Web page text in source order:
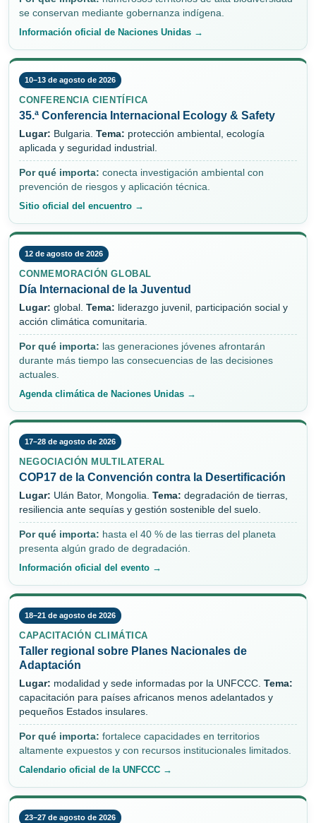
se conservan mediante gobernanza indígena.
Información oficial de Naciones Unidas →
10–13 de agosto de 2026
CONFERENCIA CIENTÍFICA
35.ª Conferencia Internacional Ecology & Safety
Lugar: Bulgaria. Tema: protección ambiental, ecología
aplicada y seguridad industrial.
Por qué importa: conecta investigación ambiental con
prevención de riesgos y aplicación técnica.
Sitio oficial del encuentro →
12 de agosto de 2026
CONMEMORACIÓN GLOBAL
Día Internacional de la Juventud
Lugar: global. Tema: liderazgo juvenil, participación social y
acción climática comunitaria.
Por qué importa: las generaciones jóvenes afrontarán
durante más tiempo las consecuencias de las decisiones
actuales.
Agenda climática de Naciones Unidas →
17–28 de agosto de 2026
NEGOCIACIÓN MULTILATERAL
COP17 de la Convención contra la Desertificación
Lugar: Ulán Bator, Mongolia. Tema: degradación de tierras,
resiliencia ante sequías y gestión sostenible del suelo.
Por qué importa: hasta el 40 % de las tierras del planeta
presenta algún grado de degradación.
Información oficial del evento →
18–21 de agosto de 2026
CAPACITACIÓN CLIMÁTICA
Taller regional sobre Planes Nacionales de
Adaptación
Lugar: modalidad y sede informadas por la UNFCCC. Tema:
capacitación para países africanos menos adelantados y
pequeños Estados insulares.
Por qué importa: fortalece capacidades en territorios
altamente expuestos y con recursos institucionales limitados.
Calendario oficial de la UNFCCC →
23–27 de agosto de 2026